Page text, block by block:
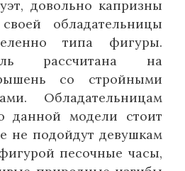
довольно капризны
обладательницы
типа фигуры.
рассчитана на
со стройными
Обладательницам
модели стоит
не подойдут девушкам
песочные часы,